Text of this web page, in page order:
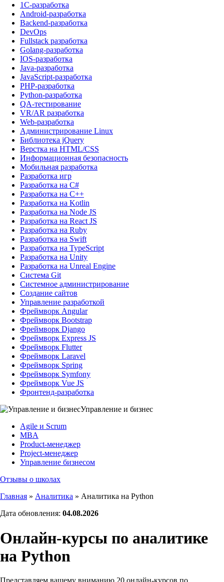
1C-разработка
Android-разработка
Backend-разработка
DevOps
Fullstack разработка
Golang-разработка
IOS-разработка
Java-разработка
JavaScript-разработка
PHP-разработка
Python-разработка
QA-тестирование
VR/AR разработка
Web-разработка
Администрирование Linux
Библиотека jQuery
Верстка на HTML/CSS
Информационная безопасность
Мобильная разработка
Разработка игр
Разработка на C#
Разработка на C++
Разработка на Kotlin
Разработка на Node JS
Разработка на React JS
Разработка на Ruby
Разработка на Swift
Разработка на TypeScript
Разработка на Unity
Разработка на Unreal Engine
Система Git
Системное администрирование
Создание сайтов
Управление разработкой
Фреймворк Angular
Фреймворк Bootstrap
Фреймворк Django
Фреймворк Express JS
Фреймворк Flutter
Фреймворк Laravel
Фреймворк Spring
Фреймворк Symfony
Фреймворк Vue JS
Фронтенд-разработка
Управление и бизнес
Agile и Scrum
MBA
Product-менеджер
Project-менеджер
Управление бизнесом
Отзывы о школах
Главная » Аналитика » Аналитика на Python
Дата обновления: 04.08.2026
Онлайн-курсы по аналитике
на Python
Представляем вашему вниманию 20 онлайн-курсов по